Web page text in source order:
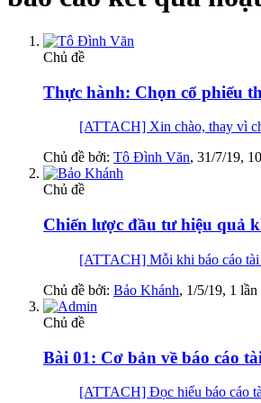
Chủ đề
Thực hành: Chọn cổ phiếu
[ATTACH] Xin chào, thay vì
Chủ đề bởi: Tô Đình Văn, 31/7/19,
Chủ đề
Chiến lược đầu tư hiệu quả
[ATTACH] Mỗi khi báo cáo tài
Chủ đề bởi: Bảo Khánh, 1/5/19, 1
Chủ đề
Bài 01: Cơ bản về báo cáo
[ATTACH] Đọc hiểu báo cáo